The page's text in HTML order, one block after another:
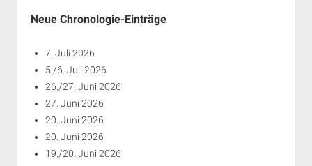
Neue Chronologie-Einträge
7. Juli 2026
5./6. Juli 2026
26./27. Juni 2026
27. Juni 2026
20. Juni 2026
20. Juni 2026
19./20. Juni 2026